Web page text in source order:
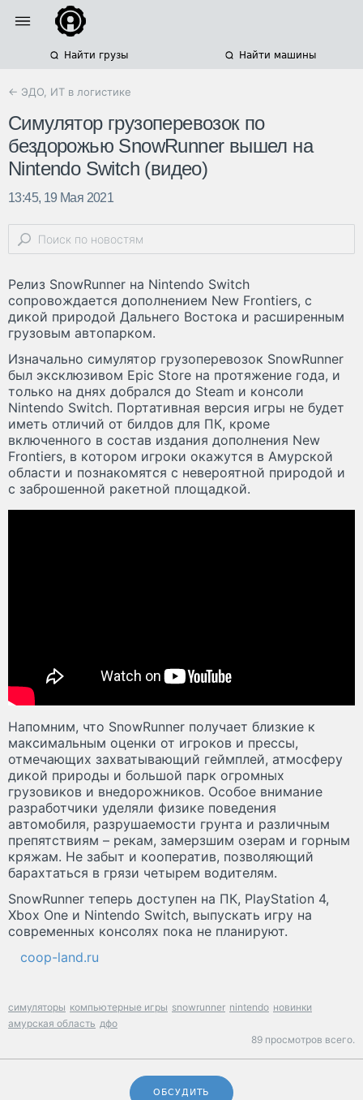
Найти грузы Найти машины
← ЭДО, ИТ в логистике
Симулятор грузоперевозок по
бездорожью SnowRunner вышел на
Nintendo Switch (видео)
13:45, 19 Мая 2021
Релиз SnowRunner на Nintendo Switch
сопровождается дополнением New Frontiers, с
дикой природой Дальнего Востока и расширенным
грузовым автопарком.
Изначально симулятор грузоперевозок SnowRunner
был эксклюзивом Epic Store на протяжение года, и
только на днях добрался до Steam и консоли
Nintendo Switch. Портативная версия игры не будет
иметь отличий от билдов для ПК, кроме
включенного в состав издания дополнения New
Frontiers, в котором игроки окажутся в Амурской
области и познакомятся с невероятной природой и
с заброшенной ракетной площадкой.
Напомним, что SnowRunner получает близкие к
максимальным оценки от игроков и прессы,
отмечающих захватывающий геймплей, атмосферу
дикой природы и большой парк огромных
грузовиков и внедорожников. Особое внимание
разработчики уделяли физике поведения
автомобиля, разрушаемости грунта и различным
препятствиям – рекам, замерзшим озерам и горным
кряжам. Не забыт и кооператив, позволяющий
барахтаться в грязи четырем водителям.
SnowRunner теперь доступен на ПК, PlayStation 4,
Xbox One и Nintendo Switch, выпускать игру на
современных консолях пока не планируют.
coop-land.ru
симуляторы компьютерные игры snowrunner nintendo новинки
амурская область дфо
89 просмотров всего.
ОБСУДИТЬ